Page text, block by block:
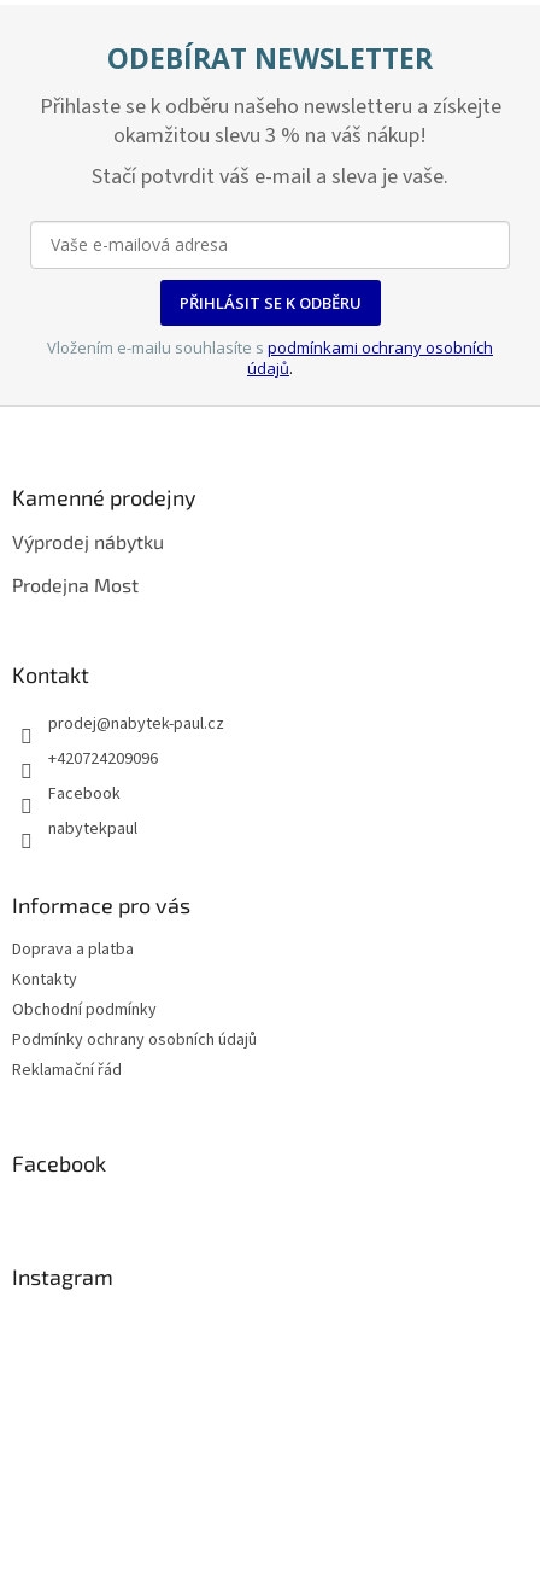
ODEBÍRAT NEWSLETTER
Přihlaste se k odběru našeho newsletteru a získejte
okamžitou slevu 3 % na váš nákup!
Stačí potvrdit váš e-mail a sleva je vaše.
PŘIHLÁSIT SE K ODBĚRU
Vložením e-mailu souhlasíte s podmínkami ochrany osobních
údajů.
Kamenné prodejny
Výprodej nábytku
Prodejna Most
Kontakt
prodej@nabytek-paul.cz
+420724209096
Facebook
nabytekpaul
Informace pro vás
Doprava a platba
Kontakty
Obchodní podmínky
Podmínky ochrany osobních údajů
Reklamační řád
Facebook
Instagram